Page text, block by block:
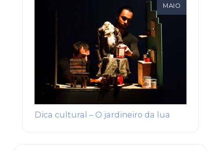
MAIO
Dica cultural – O jardineiro da lua